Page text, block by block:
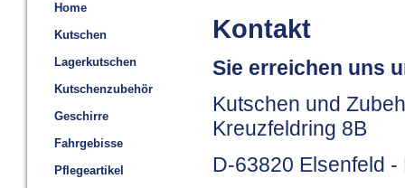
Home
Kutschen
Lagerkutschen
Kutschenzubehör
Geschirre
Fahrgebisse
Pflegeartikel
Kontakt
Sie erreichen uns
Kutschen und
Kreuzfeldring 8B
D-63820 Elsenfeld -